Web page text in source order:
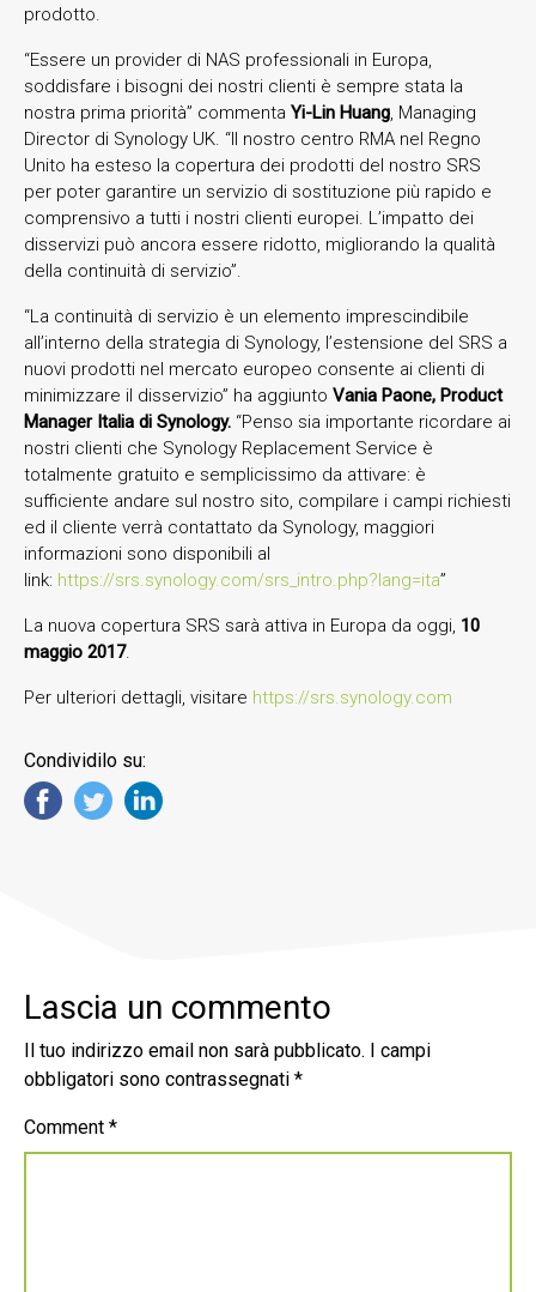
prodotto.
“Essere un provider di NAS professionali in Europa,
soddisfare i bisogni dei nostri clienti è sempre stata la
nostra prima priorità” commenta Yi-Lin Huang, Managing
Director di Synology UK. “Il nostro centro RMA nel Regno
Unito ha esteso la copertura dei prodotti del nostro SRS
per poter garantire un servizio di sostituzione più rapido e
comprensivo a tutti i nostri clienti europei. L’impatto dei
disservizi può ancora essere ridotto, migliorando la qualità
della continuità di servizio”.
“La continuità di servizio è un elemento imprescindibile
all’interno della strategia di Synology, l’estensione del SRS a
nuovi prodotti nel mercato europeo consente ai clienti di
minimizzare il disservizio” ha aggiunto Vania Paone, Product
Manager Italia di Synology. “Penso sia importante ricordare ai
nostri clienti che Synology Replacement Service è
totalmente gratuito e semplicissimo da attivare: è
sufficiente andare sul nostro sito, compilare i campi richiesti
ed il cliente verrà contattato da Synology, maggiori
informazioni sono disponibili al
link: https://srs.synology.com/srs_intro.php?lang=ita”
La nuova copertura SRS sarà attiva in Europa da oggi, 10
maggio 2017.
Per ulteriori dettagli, visitare https://srs.synology.com
Condividilo su:
Lascia un commento
Il tuo indirizzo email non sarà pubblicato.
I campi
obbligatori sono contrassegnati *
Comment *